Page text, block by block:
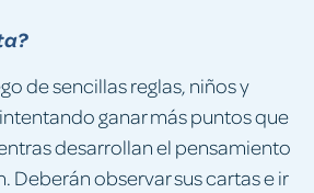
de sencillas reglas, niños y
ganar más puntos que
desarrollan el pensamiento
Deberán observar sus cartas e ir